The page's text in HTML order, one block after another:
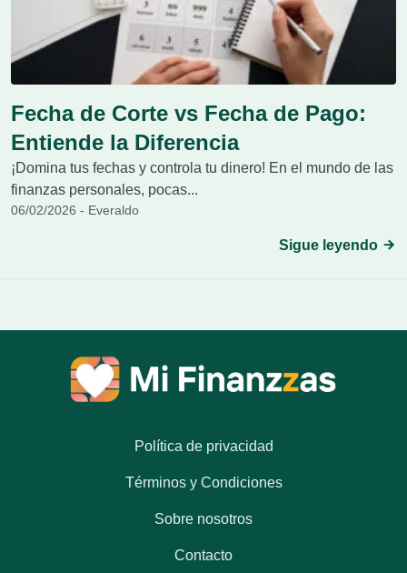
Fecha de Corte vs Fecha de Pago:
Entiende la Diferencia
¡Domina tus fechas y controla tu dinero! En el mundo de las
finanzas personales, pocas...
06/02/2026 - Everaldo
Sigue leyendo
Política de privacidad
Términos y Condiciones
Sobre nosotros
Contacto